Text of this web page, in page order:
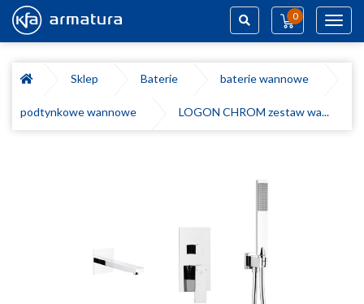
0
Sklep
Baterie baterie wannowe
podtynkowe wannowe LOGON CHROM zestaw wa...